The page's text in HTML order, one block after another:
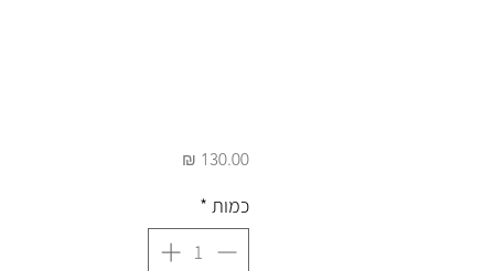
כמות *